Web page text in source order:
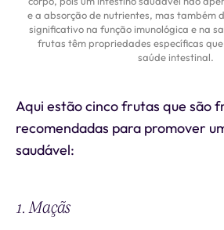
e a absorção de nutrientes, mas também
significativo na função imunológica e na
frutas têm propriedades específicas
saúde intestinal.
Aqui estão cinco frutas que são
recomendadas para promover
saudável:
1. Maçãs